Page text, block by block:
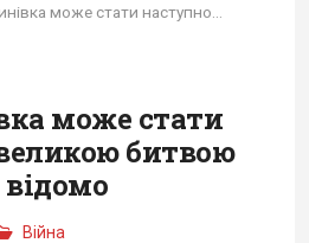
може стати
битвою
Війна